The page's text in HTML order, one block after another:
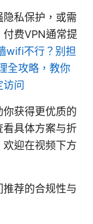
私保护，或需
费VPN通常提
wifi不行？别担
全攻略，教你
访问
获得更优质的
具体方案与折
迎在视频下方
荐的合规性与